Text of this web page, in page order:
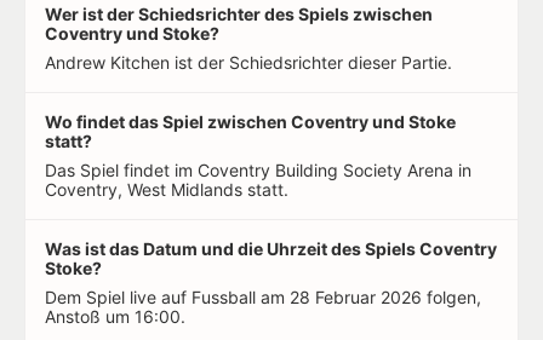
Wer ist der Schiedsrichter des Spiels zwischen
Coventry und Stoke?
Andrew Kitchen ist der Schiedsrichter dieser Partie.
Wo findet das Spiel zwischen Coventry und Stoke
statt?
Das Spiel findet im Coventry Building Society Arena in
Coventry, West Midlands statt.
Was ist das Datum und die Uhrzeit des Spiels Coventry
Stoke?
Dem Spiel live auf Fussball am 28 Februar 2026 folgen,
Anstoß um 16:00.